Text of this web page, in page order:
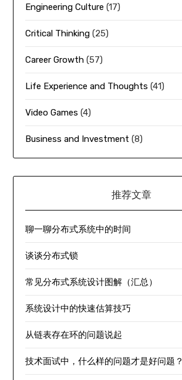
Engineering Culture (17)
Critical Thinking (25)
Career Growth (57)
Life Experience and Thoughts (41)
Video Games (4)
Business and Investment (8)
推荐文章
聊一聊分布式系统中的时间
谈谈分布式锁
常见分布式系统设计图解（汇总）
系统设计中的快速估算技巧
从链表存在环的问题说起
技术面试中，什么样的问题才是好问题？